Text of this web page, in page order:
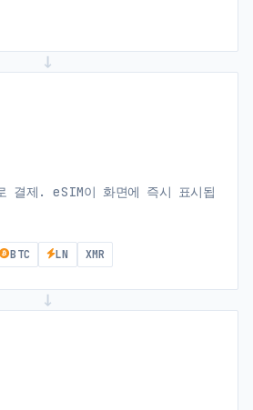
→
결제. eSIM이 화면에 즉시 표시됩
BTC LN XMR